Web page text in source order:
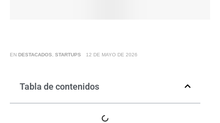
EN DESTACADOS STARTUPS 12 DE MAYO DE 2026
Tabla de contenidos